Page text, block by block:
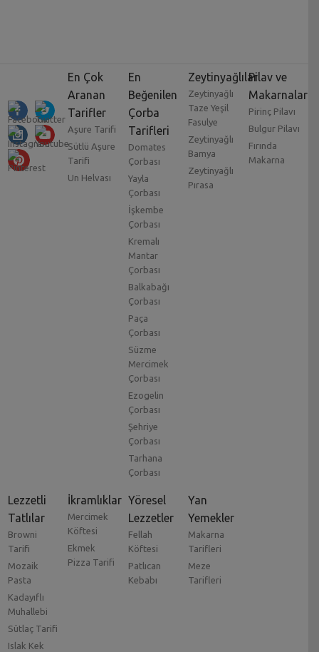
En Çok
Aranan
Tarifler
Aşure Tarifi
Sütlü Aşure
Tarifi
Un Helvası
En
Beğenilen
Çorba
Tarifleri
Domates
Çorbası
Yayla
Çorbası
İşkembe
Çorbası
Kremalı
Mantar
Çorbası
Balkabağı
Çorbası
Paça
Çorbası
Süzme
Mercimek
Çorbası
Ezogelin
Çorbası
Şehriye
Çorbası
Tarhana
Çorbası
Zeytinyağlılar
Zeytinyağlı
Taze Yeşil
Fasulye
Zeytinyağlı
Bamya
Zeytinyağlı
Pırasa
Pilav ve
Makarnalar
Pirinç Pilavı
Bulgur Pilavı
Fırında
Makarna
Lezzetli
Tatlılar
Browni
Tarifi
Mozaik
Pasta
Kadayıflı
Muhallebi
Sütlaç Tarifi
Islak Kek
İkramlıklar
Mercimek
Köftesi
Ekmek
Pizza Tarifi
Yöresel
Lezzetler
Fellah
Köftesi
Patlıcan
Kebabı
Yan
Yemekler
Makarna
Tarifleri
Meze
Tarifleri